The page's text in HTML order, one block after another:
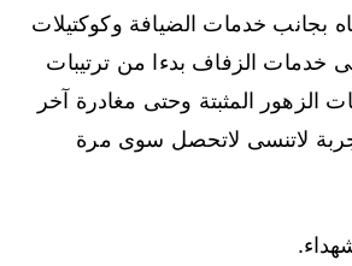
بجانب خدمات الضيافة وكوكتيلات
خدمات الزفاف بدءا من ترتيبات
الزهور المثبتة وحتى مغادرة آخر
لاتنسى لاتحصل سوى مرة